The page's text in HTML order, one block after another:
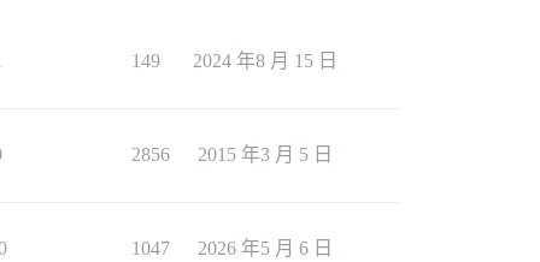
149 2024 年8 月 15 日
2856 2015 年3 月 5 日
1047 2026 年5 月 6 日